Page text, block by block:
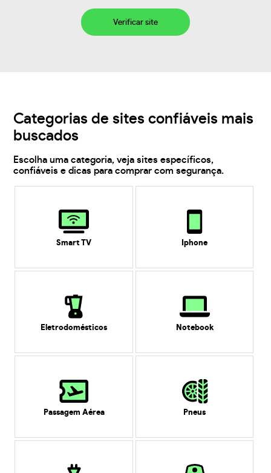
Verificar site
Categorias de sites confiáveis mais
buscados
Escolha uma categoria, veja sites específicos,
confiáveis e dicas para comprar com segurança.
Smart TV Iphone
Eletrodomésticos Notebook
Passagem Aérea Pneus